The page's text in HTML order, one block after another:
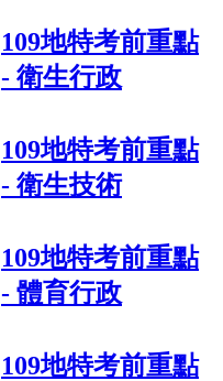
109地特考前重點
- 衛生行政
109地特考前重點
- 衛生技術
109地特考前重點
- 體育行政
109地特考前重點